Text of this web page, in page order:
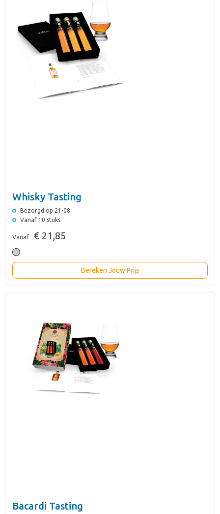
Whisky Tasting
Bezorgd op 21-08
Vanaf 10 stuks
Vanaf € 21,85
Bereken Jouw Prijs
Bacardi Tasting